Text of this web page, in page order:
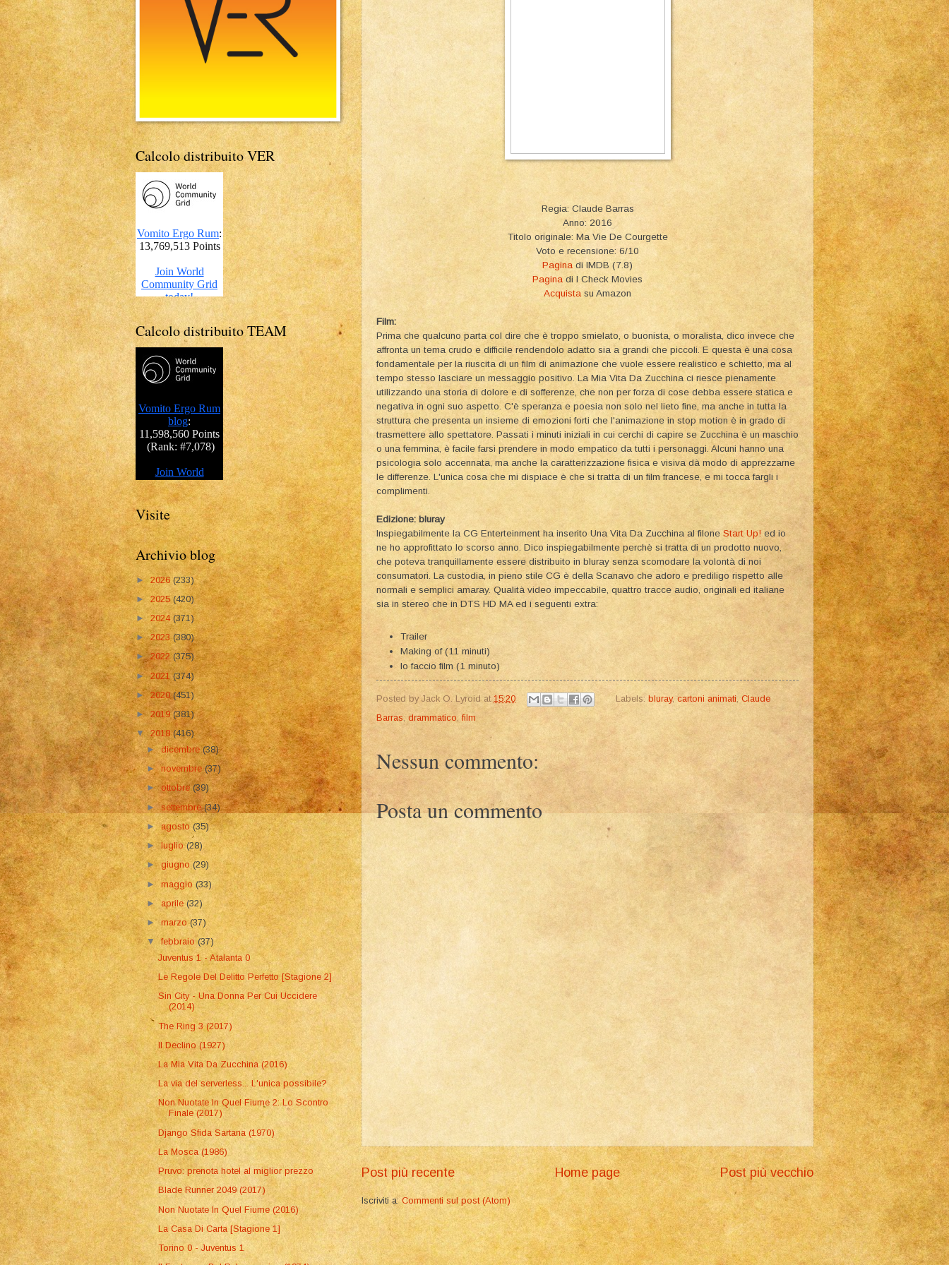
Regia: Claude Barras
Anno: 2016
Titolo originale: Ma Vie De Courgette
Voto e recensione: 6/10
Pagina di IMDB (7.8)
Pagina di I Check Movies
Acquista su Amazon
Film:
Prima che qualcuno parta col dire che è troppo smielato, o buonista, o moralista, dico invece che
affronta un tema crudo e difficile rendendolo adatto sia a grandi che piccoli. E questa è una cosa
fondamentale per la riuscita di un film di animazione che vuole essere realistico e schietto, ma al
tempo stesso lasciare un messaggio positivo. La Mia Vita Da Zucchina ci riesce pienamente
utilizzando una storia di dolore e di sofferenze, che non per forza di cose debba essere statica e
negativa in ogni suo aspetto. C'è speranza e poesia non solo nel lieto fine, ma anche in tutta la
struttura che presenta un insieme di emozioni forti che l'animazione in stop motion è in grado di
trasmettere allo spettatore. Passati i minuti iniziali in cui cerchi di capire se Zucchina è un maschio
o una femmina, è facile farsi prendere in modo empatico da tutti i personaggi. Alcuni hanno una
psicologia solo accennata, ma anche la caratterizzazione fisica e visiva dà modo di apprezzarne
le differenze. L'unica cosa che mi dispiace è che si tratta di un film francese, e mi tocca fargli i
complimenti.
Edizione: bluray
Inspiegabilmente la CG Enterteinment ha inserito Una Vita Da Zucchina al filoneStart Up! ed io
ne ho approfittato lo scorso anno. Dico inspiegabilmente perchè si tratta di un prodotto nuovo,
che poteva tranquillamente essere distribuito in bluray senza scomodare la volontà di noi
consumatori. La custodia, in pieno stile CG è della Scanavo che adoro e prediligo rispetto alle
normali e semplici amaray. Qualità video impeccabile, quattro tracce audio, originali ed italiane
sia in stereo che in DTS HD MA ed i seguenti extra:
Trailer
Making of (11 minuti)
Io faccio film (1 minuto)
Posted byJack O. Lyroid at15:20 Labels: bluray, cartoni animati, Claude
Barras drammatico,film
Nessun commento:
Posta un commento
Post più recente Post più vecchio
Home page
Iscriviti a:Commenti sul post (Atom)
Calcolo distribuito VER
Calcolo distribuito TEAM
Visite
Archivio blog
► 2026(233)
►2025(420)
►2024 (371)
►2023(380)
►2022 (375)
►2021(374)
►2020(451)
►2019(381)
▼2018(416)
►dicembre(38)
►novembre(37)
►ottobre(39)
►settembre(34)
►agosto(35)
►luglio(28)
►giugno(29)
►maggio(33)
►aprile(32)
►marzo(37)
▼febbraio(37)
Juventus 1 - Atalanta 0
Le Regole Del Delitto Perfetto [Stagione 2]
Sin City - Una Donna Per Cui Uccidere
(2014)
The Ring 3 (2017)
Il Declino (1927)
La Mia Vita Da Zucchina (2016)
La via del serverless... L'unica possibile?
Non Nuotate In Quel Fiume 2: Lo Scontro
Finale (2017)
Django Sfida Sartana (1970)
La Mosca (1986)
Pruvo: prenota hotel al miglior prezzo
Blade Runner 2049 (2017)
Non Nuotate In Quel Fiume (2016)
La Casa Di Carta [Stagione 1]
Torino 0 - Juventus 1